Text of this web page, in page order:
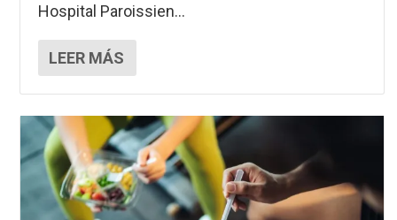
Hospital Paroissien...
LEER MÁS